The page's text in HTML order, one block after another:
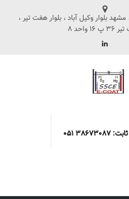
بلوار وکیل آباد ، بلوار هفت تیر ،
واحد 8